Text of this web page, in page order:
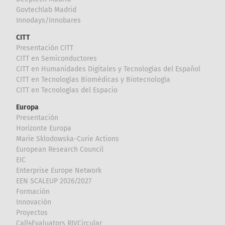
Govtechlab Madrid
Innodays/Innobares
CITT
Presentación CITT
CITT en Semiconductores
CITT en Humanidades Digitales y Tecnologías del Español
CITT en Tecnologías Biomédicas y Biotecnología
CITT en Tecnologías del Espacio
Europa
Presentación
Horizonte Europa
Marie Sklodowska-Curie Actions
European Research Council
EIC
Enterprise Europe Network
EEN SCALEUP 2026/2027
Formación
Innovación
Proyectos
Call4Evaluators RIVCircular